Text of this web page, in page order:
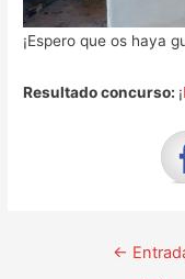
¡Espero que os haya
Resultado concurso: ¡
Navegación
←